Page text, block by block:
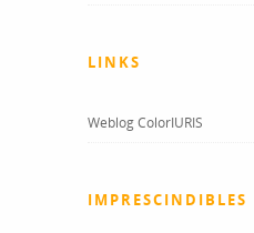
LINKS
Weblog ColorIURIS
IMPRESCINDIBLES